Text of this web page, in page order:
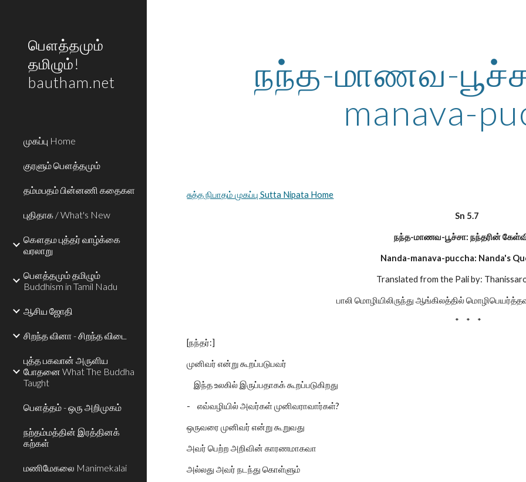
பௌத்தமும்
தமிழும்!
bautham.net
முகப்பு Home
குரளும் பௌத்தமும்
தம்மபதம் பின்னணி கதைகள
புதிதாக / What's New
கௌதம புத்தர் வாழ்க்கை
வரலாறு
பௌத்தமும் தமிழும்
Buddhism in Tamil Nadu
ஆசிய ஜோதி
சிறந்த வினா - சிறந்த விடை
புத்த பகவான் அருளிய
போதனை What The Buddha
Taught
பௌத்தம் - ஒரு அறிமுகம்
நற்தம்மத்தின் இரத்தினக்
கற்கள்
மணிமேகலை Manimekalai
நந்த-மாணவ-
manava-
சுத்த நிபாதம் முகப்பு Sutta Nipata Home
Sn 5.7
நந்த-மாணவ-பூச்சா: நந்தரின்
Nanda-manava-puccha: Nanda's
Translated from the Pali by:
பாலி மொழியிலிருந்து ஆங்கிலத்தில்
* * *
[நந்தர்:]
முனிவர் என்று கூறப்படுபவர்
இந்த உலகில் இருப்பதாகக் கூறப்படுகிறது
- எவ்வழியில் அவர்கள் முனிவராவார்கள்?
ஒருவரை முனிவர் என்று கூறுவது
அவர் பெற்ற அறிவின் காரணமாகவா
அல்லது அவர் நடந்து கொள்ளும்